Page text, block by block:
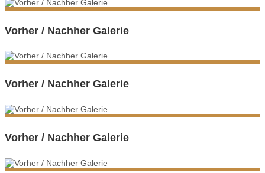
Vorher / Nachher Galerie
Vorher / Nachher Galerie
Vorher / Nachher Galerie